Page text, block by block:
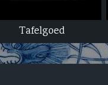
Tafelgoed